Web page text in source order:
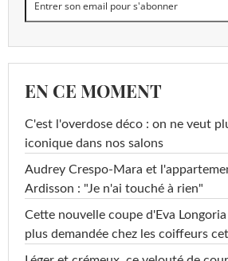
EN CE MOMENT
C'est l'overdose déco : on ne veut
iconique dans nos salons
Audrey Crespo-Mara et
Ardisson : "Je n'ai touché à rien"
Cette nouvelle coupe d'Eva
plus demandée chez les coiffeurs